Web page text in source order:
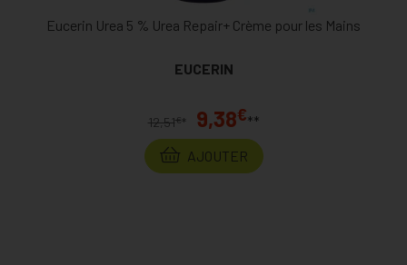
Eucerin Urea 5 % Urea Repair+ Crème pour les Mains
EUCERIN
12,51€ * 9,38€**
AJOUTER